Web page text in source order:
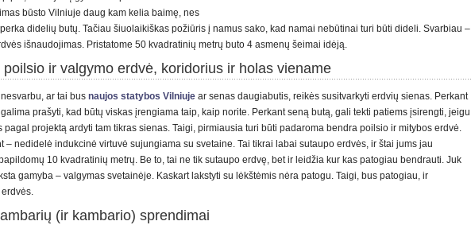
būsto Vilniuje daug kam kelia baimę, nes
didelių butų. Tačiau šiuolaikiškas požiūris į namus sako, kad namai nebūtinai turi būti dideli. Svarbiau –
išnaudojimas. Pristatome 50 kvadratinių metrų buto 4 asmenų šeimai idėją.
poilsio ir valgymo erdvė, koridorius ir holas viename
ar tai bus naujos statybos Vilniuje ar senas daugiabutis, reikės susitvarkyti erdvių sienas. Perkant
prašyti, kad būtų viskas įrengiama taip, kaip norite. Perkant seną butą, gali tekti patiems įsirengti, jeigu
pagal projektą ardyti tam tikras sienas. Taigi, pirmiausia turi būti padaroma bendra poilsio ir mitybos erdvė.
– nedidelė indukcinė virtuvė sujungiama su svetaine. Tai tikrai labai sutaupo erdvės, ir štai jums jau
10 kvadratinių metrų. Be to, tai ne tik sutaupo erdvę, bet ir leidžia kur kas patogiau bendrauti. Juk
gamyba – valgymas svetainėje. Kaskart lakstyti su lėkštėmis nėra patogu. Taigi, bus patogiau, ir
(ir kambario) sprendimai